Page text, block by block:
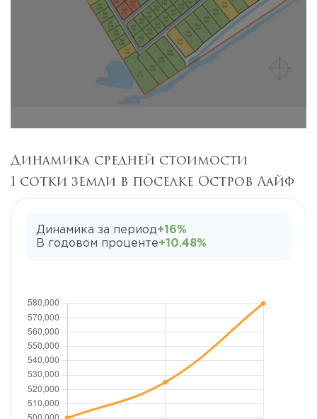
Динамика средней стоимости
1 сотки земли в поселке Остров Лайф
Динамика за период+16%
В годовом проценте+10.48%